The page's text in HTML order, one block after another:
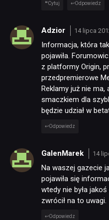
Cytuj Odpowiedz
Adzior 14 lipca
Informacja, która
pojawiła.
z platformy Origin,
przedpremierowe
Reklamy już nie ma,
smaczkiem dla
będzie udział w
Odpowiedz
GalenMarek 14
Na waszej gazecie
pojawiła się
wtedy nie była
zwrócił na to uwagi.
Odpowiedz